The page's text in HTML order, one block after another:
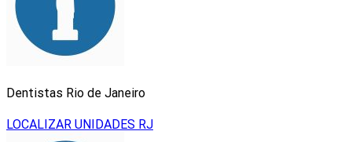
Dentistas Rio de Janeiro
LOCALIZAR UNIDADES RJ